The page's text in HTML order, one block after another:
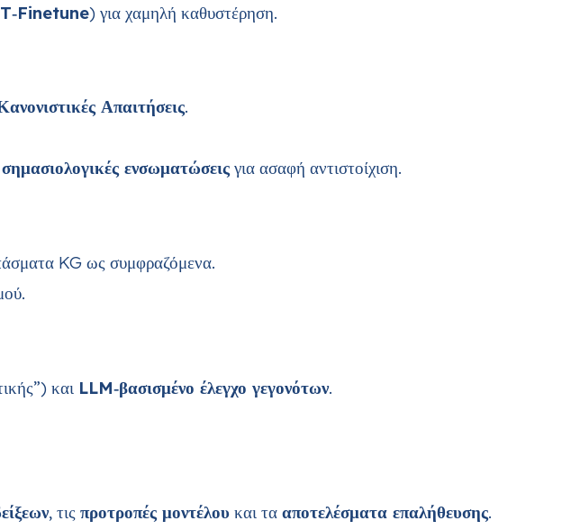
) για χαμηλή καθυστέρηση.
Απαιτήσεις.
σημασιολογικές ενσωματώσεις για ασαφή αντιστοίχιση.
KG ως συμφραζόμενα.
και LLM‑βασισμένο έλεγχο γεγονότων.
, τις προτροπές μοντέλου και τα αποτελέσματα επαλήθευσης.